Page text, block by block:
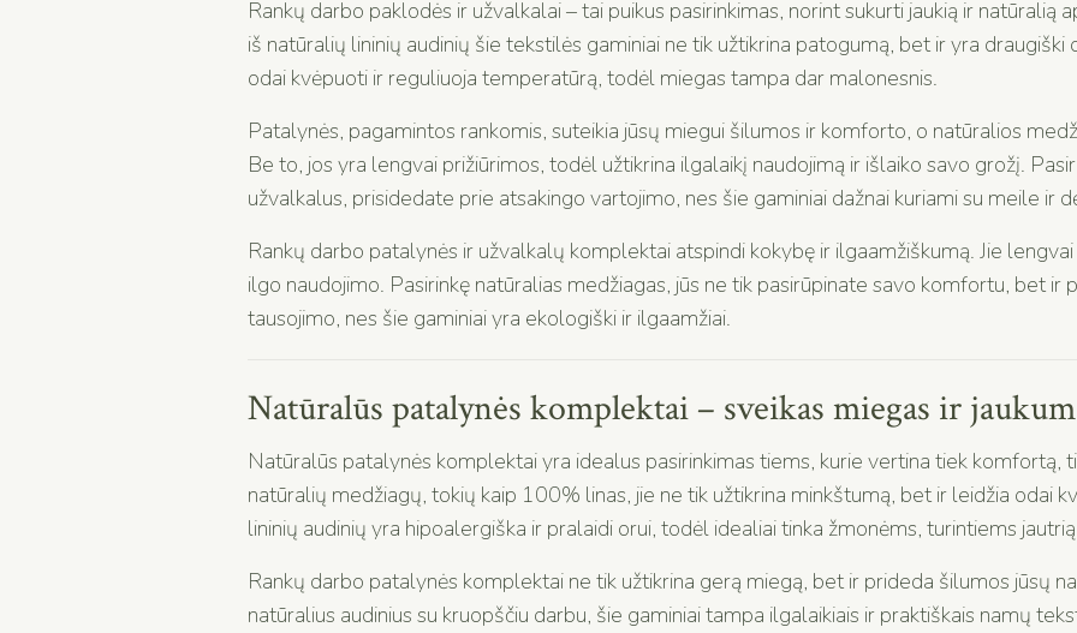
Rankų darbo paklodės ir užvalkalai – tai puikus pasirinkimas, norint sukurti jaukią ir natūralią
iš natūralių lininių audinių šie tekstilės gaminiai ne tik užtikrina patogumą, bet ir yra draugiški
odai kvėpuoti ir reguliuoja temperatūrą, todėl miegas tampa dar malonesnis.
Patalynės, pagamintos rankomis, suteikia jūsų miegui šilumos ir komforto, o natūralios
Be to, jos yra lengvai prižiūrimos, todėl užtikrina ilgalaikį naudojimą ir išlaiko savo grožį.
užvalkalus, prisidedate prie atsakingo vartojimo, nes šie gaminiai dažnai kuriami su meile ir
Rankų darbo patalynės ir užvalkalų komplektai atspindi kokybę ir ilgaamžiškumą. Jie
ilgo naudojimo. Pasirinkę natūralias medžiagas, jūs ne tik pasirūpinate savo komfortu, bet ir
tausojimo, nes šie gaminiai yra ekologiški ir ilgaamžiai.
Natūralūs patalynės komplektai – sveikas miegas ir
Natūralūs patalynės komplektai yra idealus pasirinkimas tiems, kurie vertina tiek komfortą,
natūralių medžiagų, tokių kaip 100% linas, jie ne tik užtikrina minkštumą, bet ir leidžia odai
lininių audinių yra hipoalergiška ir pralaidi orui, todėl idealiai tinka žmonėms, turintiems
Rankų darbo patalynės komplektai ne tik užtikrina gerą miegą, bet ir prideda šilumos jūsų
natūralius audinius su kruopščiu darbu, šie gaminiai tampa ilgalaikiais ir praktiškais namų